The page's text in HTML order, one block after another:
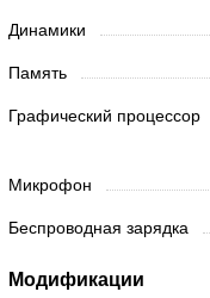
Динамики
Память
Графический процессор
Микрофон
Беспроводная зарядка
Модификации